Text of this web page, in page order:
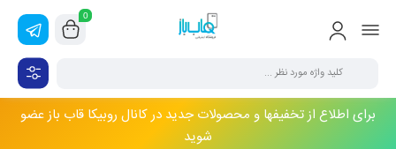
0
برای اطلاع از تخفیفها و محصولات جدید در کانال روبیکا قاب باز عضو
شوید